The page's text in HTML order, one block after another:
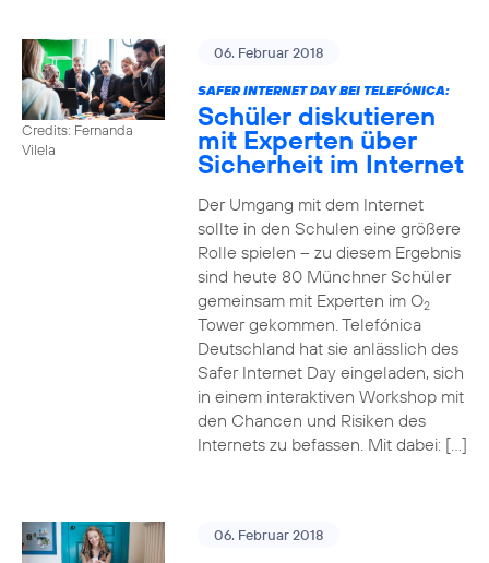
Credits: Fernanda
Vilela
06. Februar 2018
SAFER INTERNET DAY BEI TELEFÓNICA:
Schüler diskutieren
mit Experten über
Sicherheit im Internet
Der Umgang mit dem Internet
sollte in den Schulen eine größere
Rolle spielen – zu diesem Ergebnis
sind heute 80 Münchner Schüler
gemeinsam mit Experten im O2
Tower gekommen. Telefónica
Deutschland hat sie anlässlich des
Safer Internet Day eingeladen, sich
in einem interaktiven Workshop mit
den Chancen und Risiken des
Internets zu befassen. Mit dabei: […]
06. Februar 2018